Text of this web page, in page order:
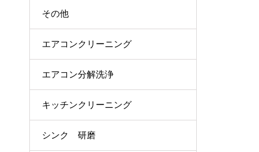
その他
エアコンクリーニング
エアコン分解洗浄
キッチンクリーニング
シンク 研磨